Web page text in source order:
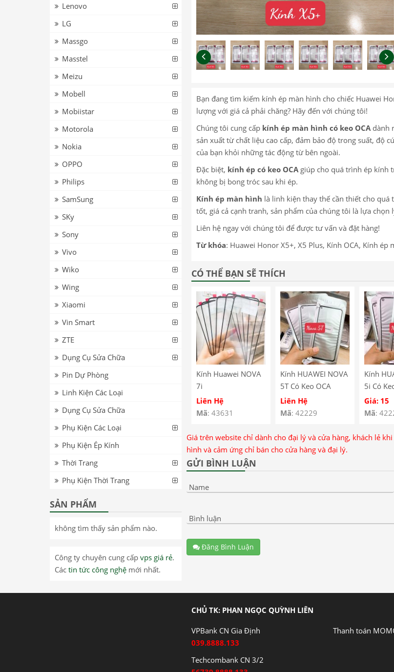
Bạn đang tìm kiếm kính ép màn hình cho chiếc Huawei
lượng với giá cả phải chăng? Hãy đến với chúng tôi!
Chúng tôi cung cấp kính ép màn hình có keo OCAdành
sản xuất từ chất liệu cao cấp, đảm bảo độ trong suất, độ
của bạn khỏi những tác động từ bên ngoài.
Đặc biệt, kính ép có keo OCAgiúp cho quá trình ép kính
không bị bong tróc sau khi ép.
Kính ép màn hình là linh kiện thay thế cần thiết cho
tốt, giá cả cạnh tranh, sản phẩm của chúng tôi là lựa chọn
Liên hệ ngay với chúng tôi để được tư vấn và đặt hàng!
Từ khóa: Huawei Honor X5+, X5 Plus, Kính OCA, Kính ép
CÓ THỂ BẠN SẼ THÍCH
Kính Huawei NOVA
7i
Liên Hệ
Mã: 43631
Kính HUAWEI NOVA
5T Có Keo OCA
Liên Hệ
Mã: 42229
Kính
5i Có
Giá: 15
Mã:
Giá trên website chỉ dành cho đại lý và cửa hàng, khách lẻ
hình và cảm ứng chỉ bán cho cửa hàng và đại lý.
GỬI BÌNH LUẬN
Name
Bình luận
Đăng Bình Luận
Lenovo
LG
Massgo
Masstel
Meizu
Mobell
Mobiistar
Motorola
Nokia
OPPO
Philips
SamSung
SKy
Sony
Vivo
Wiko
Wing
Xiaomi
Vin Smart
ZTE
Dụng Cụ Sửa Chữa
Pin Dự Phòng
Linh Kiện Các Loại
Dụng Cụ Sửa Chữa
Phụ Kiện Các Loại
Phụ Kiện Ép Kính
Thời Trang
Phụ Kiện Thời Trang
SẢN PHẨM
không tìm thấy sản phẩm nào.
Công ty chuyên cung cấp vps giá rẻ.
Các tin tức công nghệ mới nhất.
CHỦ TK: PHAN NGỌC QUỲNH LIÊN
VPBank CN Gia Định
039.8888.133
Techcombank CN 3/2
Thanh toán